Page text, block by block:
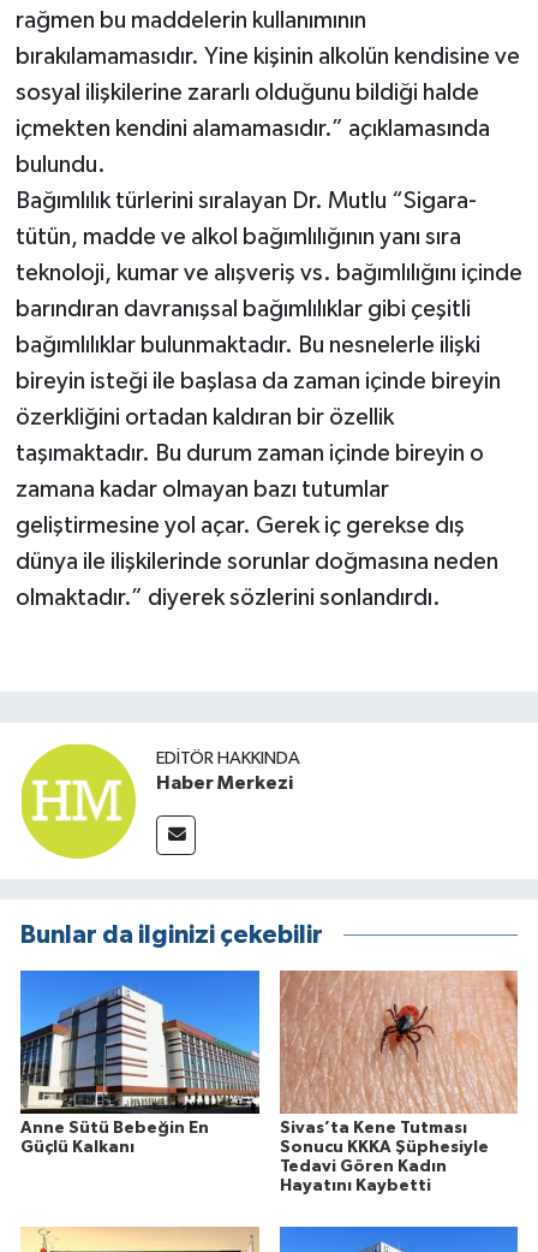
rağmen bu maddelerin kullanımının
bırakılamamasıdır. Yine kişinin alkolün kendisine ve
sosyal ilişkilerine zararlı olduğunu bildiği halde
içmekten kendini alamamasıdır.” açıklamasında
bulundu.
Bağımlılık türlerini sıralayan Dr. Mutlu “Sigara-
tütün, madde ve alkol bağımlılığının yanı sıra
teknoloji, kumar ve alışveriş vs. bağımlılığını içinde
barındıran davranışsal bağımlılıklar gibi çeşitli
bağımlılıklar bulunmaktadır. Bu nesnelerle ilişki
bireyin isteği ile başlasa da zaman içinde bireyin
özerkliğini ortadan kaldıran bir özellik
taşımaktadır. Bu durum zaman içinde bireyin o
zamana kadar olmayan bazı tutumlar
geliştirmesine yol açar. Gerek iç gerekse dış
dünya ile ilişkilerinde sorunlar doğmasına neden
olmaktadır.” diyerek sözlerini sonlandırdı.
EDITÖR HAKKINDA
Haber Merkezi
Bunlar da ilginizi çekebilir
Anne Sütü Bebeğin En
Güçlü Kalkanı
Sivas’ta Kene Tutması
Sonucu KKKA Şüphesiyle
Tedavi Gören Kadın
Hayatını Kaybetti